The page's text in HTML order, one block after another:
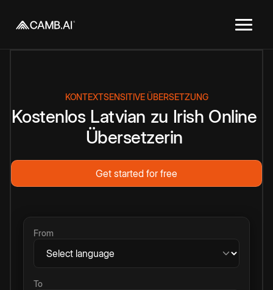
KONTEXTSENSITIVE ÜBERSETZUNG
Kostenlos Latvian zu Irish Online
Übersetzerin
Get started for free
From
To